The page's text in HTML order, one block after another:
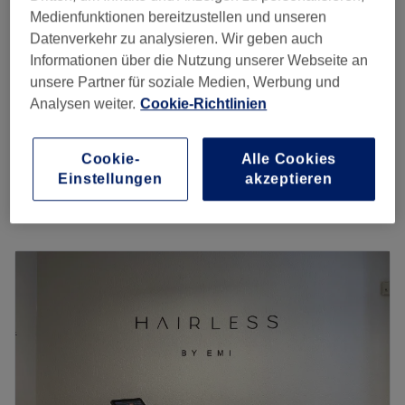
20 Min.
Spare bis zu 30%
Dauerhafte Haarentfernung -
Bikini
30 Min.
ab 34,30 €
Spare bis zu 30%
Pofalte / Bauchnabel
Spare bis zu 30%
Schnellansicht Saloninfos
10:00
Medienfunktionen bereitzustellen und unseren
Datenverkehr zu analysieren. Wir geben auch
Informationen über die Nutzung unserer Webseite an
unsere Partner für soziale Medien, Werbung und
Analysen weiter. Cookie-Richtlinien
Cookie-
Einstellungen
Alle Cookies
akzeptieren